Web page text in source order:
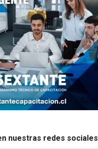
nuestras redes sociales